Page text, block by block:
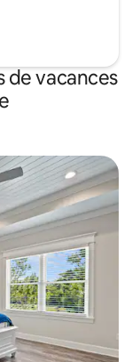
de vacances